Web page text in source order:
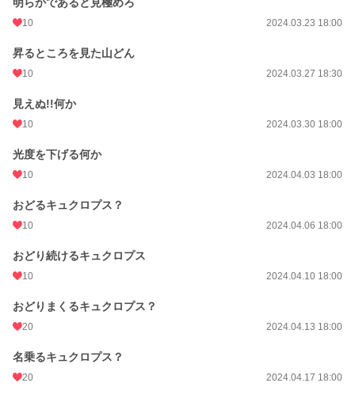
10 2024.03.23 18:00
昇るところを見た山どん
10 2024.03.27 18:30
見えぬ!!何か
10 2024.03.30 18:00
光度を下げる何か
10 2024.04.03 18:00
おどるキュクロプス？
10 2024.04.06 18:00
おどり続けるキュクロプス
10 2024.04.10 18:00
おどりまくるキュクロプス？
20 2024.04.13 18:00
名乗るキュクロプス？
20 2024.04.17 18:00